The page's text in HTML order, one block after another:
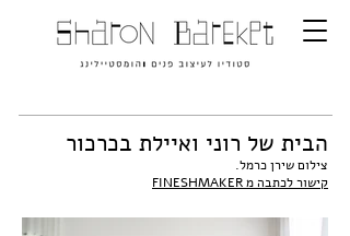
הבית של רוני ואיילת בכרכור
צילום שירן כרמל.
קישור לכתבה מ FINESHMAKER